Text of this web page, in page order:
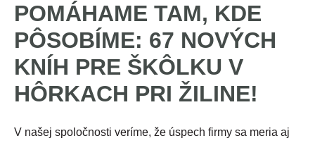
POMÁHAME TAM, KDE
PÔSOBÍME: 67 NOVÝCH
KNÍH PRE ŠKÔLKU V
HÔRKACH PRI ŽILINE!
V našej spoločnosti veríme, že úspech firmy sa meria aj